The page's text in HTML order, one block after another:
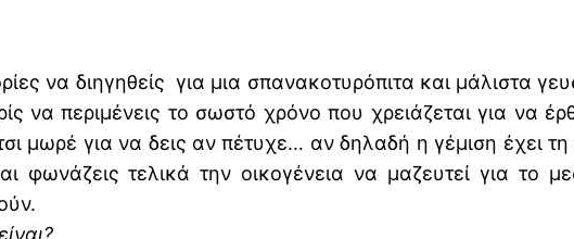
να διηγηθείς για μια σπανακοτυρόπιτα και μάλιστα
να περιμένεις το σωστό χρόνο που χρειάζεται για να
μωρέ για να δεις αν πέτυχε… αν δηλαδή η γέμιση
φωνάζεις τελικά την οικογένεια να μαζευτεί για το